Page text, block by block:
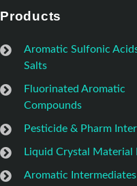
Products
Aromatic Sulfonic
Salts
Fluorinated Aromatic
Compounds
Pesticide & Pharm
Liquid Crystal Material
Aromatic Intermediates